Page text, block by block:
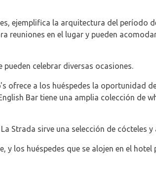
ejemplifica la arquitectura del período
reuniones en el lugar y pueden
pueden celebrar diversas ocasiones.
ofrece a los huéspedes la oportunidad
Bar tiene una amplia colección de
Strada sirve una selección de cócteles
y los huéspedes que se alojen en el hotel